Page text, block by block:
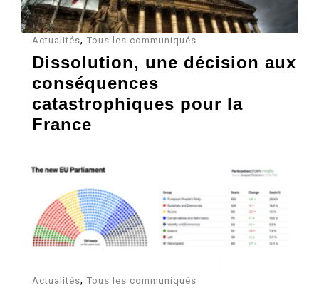
Actualités, Tous les communiqués
Dissolution, une décision aux
conséquences
catastrophiques pour la
France
Actualités, Tous les communiqués